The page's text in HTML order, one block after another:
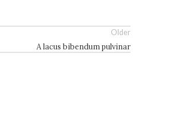
Older
A lacus bibendum pulvinar